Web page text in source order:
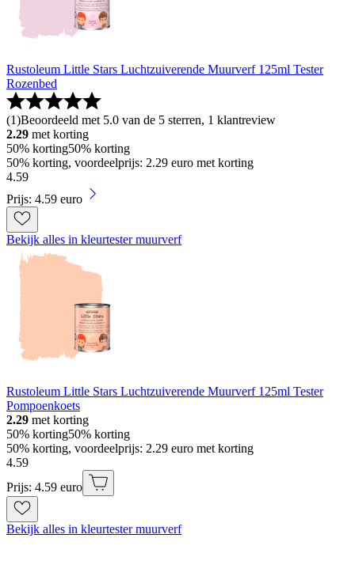
Rustoleum Little Stars Luchtzuiverende Muurverf 125ml Tester
Rozenbed
(1)Beoordeeld met 5.0 van de 5 sterren, 1 klantreview
2.29 met korting
50% korting50% korting
50% korting, voordeelprijs: 2.29 euro met korting
4.59
Prijs: 4.59 euro
Bekijk alles in kleurtester muurverf
Rustoleum Little Stars Luchtzuiverende Muurverf 125ml Tester
Pompoenkoets
2.29 met korting
50% korting50% korting
50% korting, voordeelprijs: 2.29 euro met korting
4.59
Prijs: 4.59 euro
Bekijk alles in kleurtester muurverf